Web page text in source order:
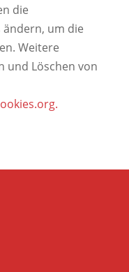
die
ändern, um die
Weitere
und Löschen von